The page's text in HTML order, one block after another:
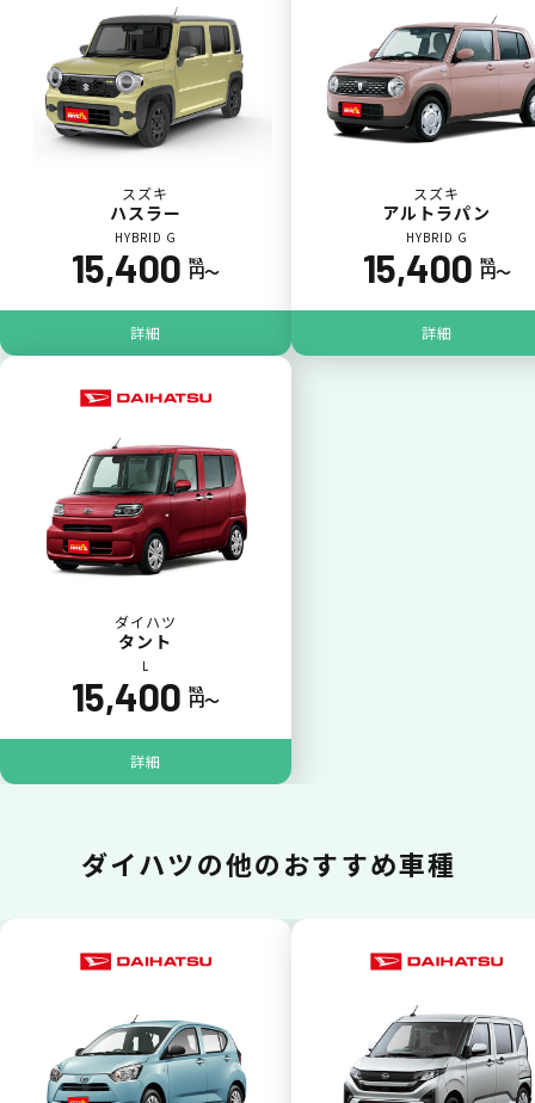
カードで支払い
普段のお買い物同様、お車の月々利用料をカ
ード払いが可能です。
一括払いが可能
いままで難しかったカーリースの利用料金を
一括（一回）払いで可能。
ポイントが貯まる
イントが貯まります。
スズキ
ハスラー
HYBRID G
15,400 税込
円〜
詳細
スズキ
アルトラパン
HYBRID G
15,400 税込
円〜
詳細
ダイハツ
タント
L
15,400 税込
円〜
詳細
ダイハツの他のおすすめ車種